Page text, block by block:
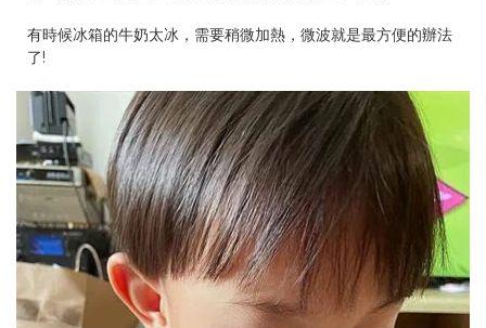
有時候冰箱的牛奶太冰，需要稍微加熱，微波就是最方便的辦法
了!